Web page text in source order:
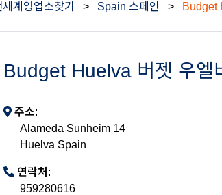
세계영업소찾기 > Spain 스페인 > Budget
Budget Huelva 버젯 우엘
주소:
Alameda Sunheim 14
Huelva Spain
연락처:
959280616